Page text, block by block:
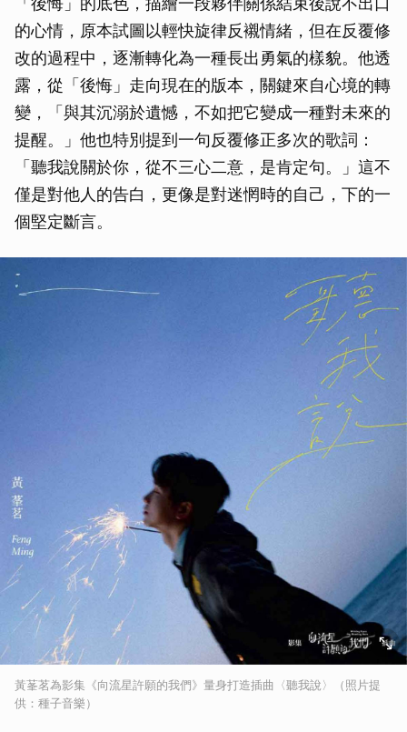
的心情，原本試圖以輕快旋律反襯情緒，但在反覆修
改的過程中，逐漸轉化為一種長出勇氣的樣貌。他透
露，從「後悔」走向現在的版本，關鍵來自心境的轉
變，「與其沉溺於遺憾，不如把它變成一種對未來的
提醒。」他也特別提到一句反覆修正多次的歌詞：
「聽我說關於你，從不三心二意，是肯定句。」這不
僅是對他人的告白，更像是對迷惘時的自己，下的一
個堅定斷言。
黃莑茗為影集《向流星許願的我們》量身打造插曲〈聽我說〉（照片提
供：種子音樂）